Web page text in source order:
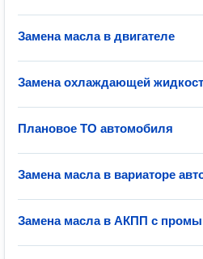
Замена масла в двигателе
Замена охлаждающей
Плановое ТО автомобиля
Замена масла в вариаторе
Замена масла в АКПП с